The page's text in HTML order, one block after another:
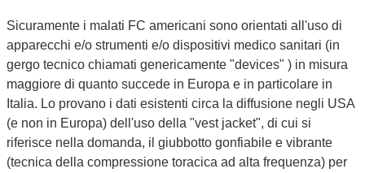
Sicuramente i malati FC americani sono orientati all'uso di
apparecchi e/o strumenti e/o dispositivi medico sanitari (in
gergo tecnico chiamati genericamente "devices" ) in misura
maggiore di quanto succede in Europa e in particolare in
Italia. Lo provano i dati esistenti circa la diffusione negli USA
(e non in Europa) dell'uso della "vest jacket", di cui si
riferisce nella domanda, il giubbotto gonfiabile e vibrante
(tecnica della compressione toracica ad alta frequenza) per